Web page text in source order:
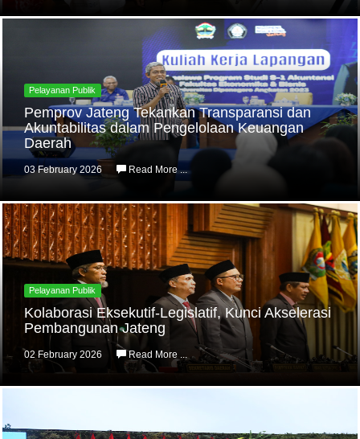
Pelayanan Publik
Pemprov Jateng Tekankan Transparansi dan
Akuntabilitas dalam Pengelolaan Keuangan
Daerah
03 February 2026 Read More ...
Pelayanan Publik
Kolaborasi Eksekutif-Legislatif, Kunci Akselerasi
Pembangunan Jateng
02 February 2026 Read More ...